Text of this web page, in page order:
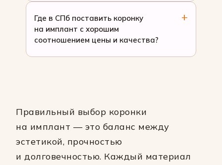
Где в СПб поставить коронку
на имплант с хорошим
соотношением цены и качества?
Правильный выбор коронки
на имплант — это баланс между
эстетикой, прочностью
и долговечностью. Каждый материал